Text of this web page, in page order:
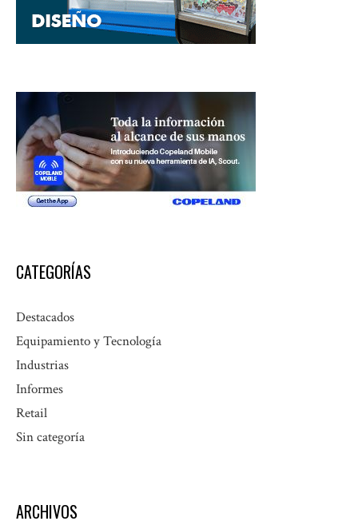
CATEGORÍAS
Destacados
Equipamiento y Tecnología
Industrias
Informes
Retail
Sin categoría
ARCHIVOS